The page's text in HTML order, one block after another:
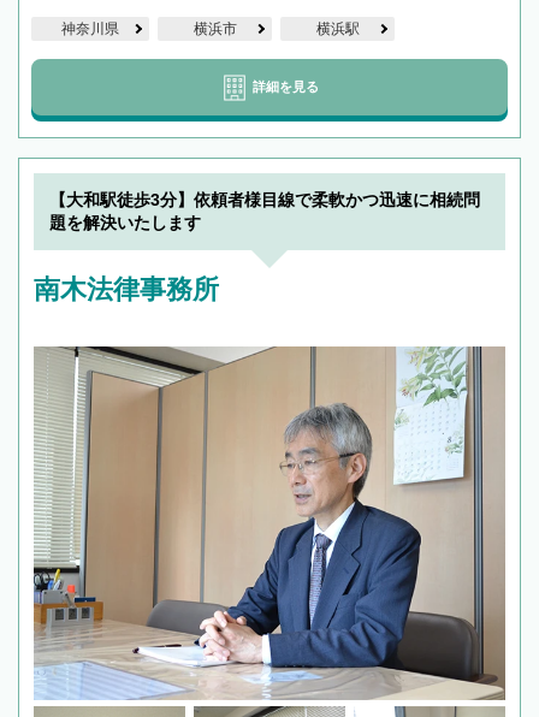
神奈川県 横浜市 横浜駅
詳細を見る
【大和駅徒歩3分】依頼者様目線で柔軟かつ迅速に相続問
題を解決いたします
南木法律事務所